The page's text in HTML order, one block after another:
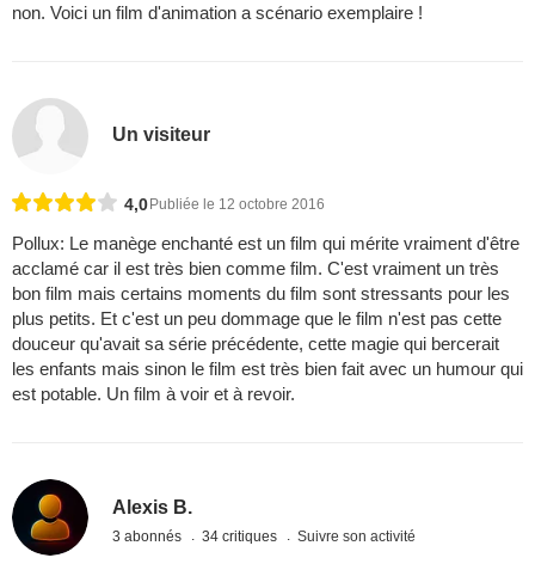
non. Voici un film d'animation a scénario exemplaire !
Un visiteur
4,0 Publiée le 12 octobre 2016
Pollux: Le manège enchanté est un film qui mérite vraiment d'être
acclamé car il est très bien comme film. C'est vraiment un très
bon film mais certains moments du film sont stressants pour les
plus petits. Et c'est un peu dommage que le film n'est pas cette
douceur qu'avait sa série précédente, cette magie qui bercerait
les enfants mais sinon le film est très bien fait avec un humour qui
est potable. Un film à voir et à revoir.
Alexis B.
3 abonnés 34 critiques Suivre son activité